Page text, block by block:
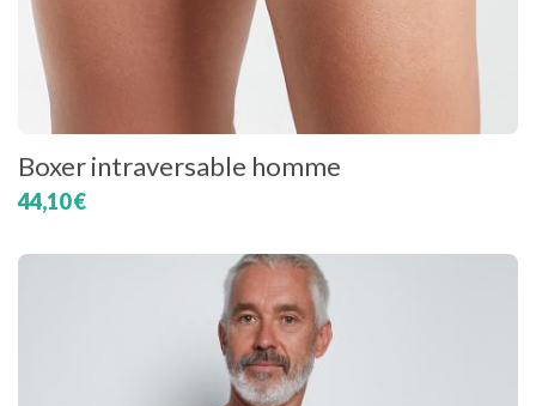
Boxer intraversable homme
44,10 €